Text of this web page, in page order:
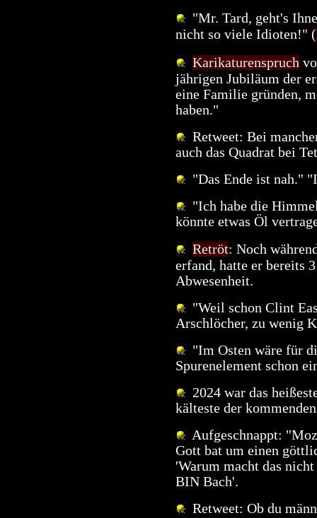
"Mr. Tard, geht's
nicht so viele Idioten!" (
Karikaturenspruch
jährigen Jubiläum der
eine Familie gründen,
haben."
Retweet: Bei
auch das Quadrat bei
"Das Ende ist nah."
"Ich habe die
könnte etwas Öl
Retröt: Noch
erfand, hatte er bereits
Abwesenheit.
"Weil schon Clint
Arschlöcher, zu wenig
"Im Osten wäre für
Spurenelement schon
2024 war das
kälteste der
Aufgeschnappt:
Gott bat um einen
'Warum macht das
BIN Bach'.
Retweet: Ob du